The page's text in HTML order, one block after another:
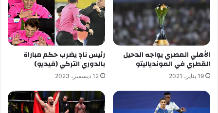
الأهلي المصري يواجه الدحيل
القطري في الموندياليتو
19 يناير، 2021
رئيس نادٍ يضرب حكم مباراة
بالدوري التركي (فيديو)
12 ديسمبر، 2023